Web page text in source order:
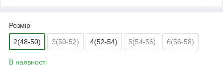
Розмір
2(48-50) 3(50-52) 4(52-54) 5(54-56) 6(56-58)
В наявності